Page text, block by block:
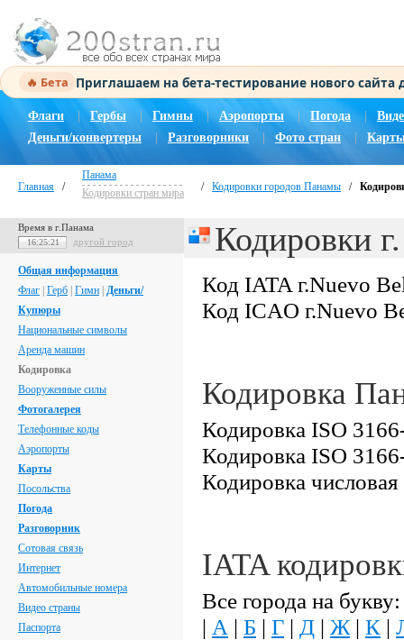
🔥 Бета Приглашаем на бета-тестирование нового
Флаги Гербы Гимны | Аэропорты Погода |
Деньги/конвертеры
Разговорники Фото стран
Главная /
Панама
Кодировки стран мира
/ Кодировки городов Панамы /
Время в г.Панама
16:25:22 другой город
Общая информация
Флаг Герб Гимн Деньги/
Купюры
Национальные символы
Аренда машин
Кодировка
Вооруженные силы
Фотогалерея
Телефонные коды
Аэропорты
Карты
Посольства
Погода
Разговорник
Сотовая связь
Интернет
Автомобильные номера
Видео страны
Паспорта
Кодировки
Код IATA г.Nuevo
Код ICAO г.Nuevo
Кодировка
Кодировка ISO
Кодировка ISO
Кодировка
IATA
Все города на букву:
| А | Б | Г | Д | Ж | К |